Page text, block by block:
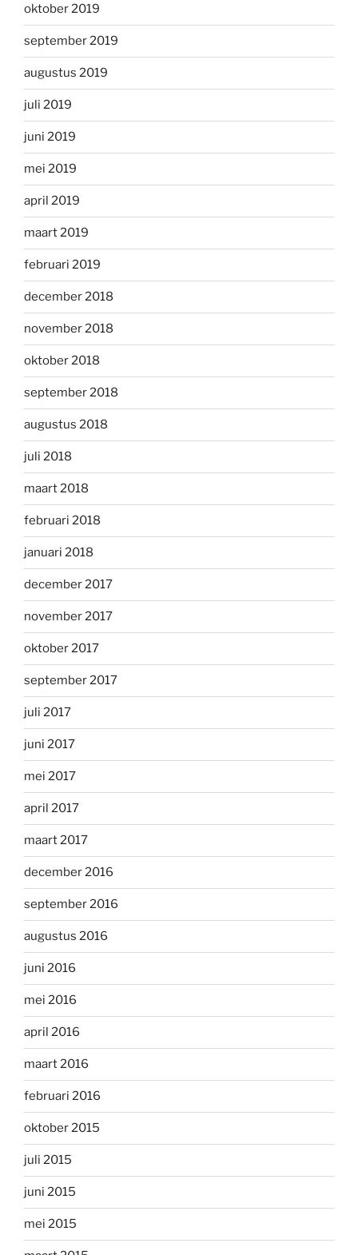
oktober 2019
september 2019
augustus 2019
juli 2019
juni 2019
mei 2019
april 2019
maart 2019
februari 2019
december 2018
november 2018
oktober 2018
september 2018
augustus 2018
juli 2018
maart 2018
februari 2018
januari 2018
december 2017
november 2017
oktober 2017
september 2017
juli 2017
juni 2017
mei 2017
april 2017
maart 2017
december 2016
september 2016
augustus 2016
juni 2016
mei 2016
april 2016
maart 2016
februari 2016
oktober 2015
juli 2015
juni 2015
mei 2015